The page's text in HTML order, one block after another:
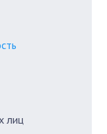
лиц